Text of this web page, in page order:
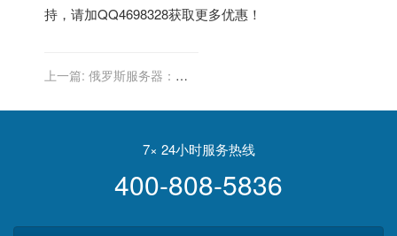
持，请加QQ4698328获取更多优惠！
上一篇: 俄罗斯服务器：让
7× 24小时服务热线
400-808-5836